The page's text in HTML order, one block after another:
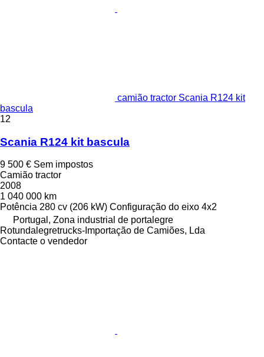
camião tractor Scania R124 kit
bascula
12
Scania R124 kit bascula
9 500 € Sem impostos
Camião tractor
2008
1 040 000 km
Potência 280 cv (206 kW) Configuração do eixo 4x2
Portugal, Zona industrial de portalegre
Rotundalegretrucks-Importação de Camiões, Lda
Contacte o vendedor